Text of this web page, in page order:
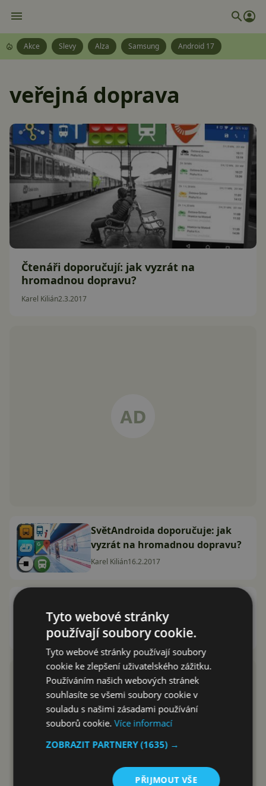
Akce Slevy Alza Samsung Android 17
veřejná doprava
Čtenáři doporučují: jak vyzrát na
hromadnou dopravu?
Karel Kilián2.3.2017
SvětAndroida doporučuje: jak
vyzrát na hromadnou dopravu?
Karel Kilián16.2.2017
reklam? U sousedů to už funguje
David Trlica20.12.2016
Tyto webové stránky
používají soubory cookie.
Tyto webové stránky používají soubory
cookie ke zlepšení uživatelského zážitku.
Používáním našich webových stránek
souhlasíte se všemi soubory cookie v
souladu s našimi zásadami používání
souborů cookie.Více informací
ZOBRAZIT PARTNERY(1635) →
PŘIJMOUT VŠE